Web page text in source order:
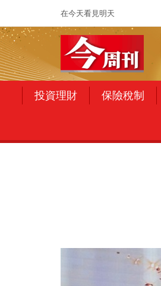
在今天看見明天
投資理財 保險稅制